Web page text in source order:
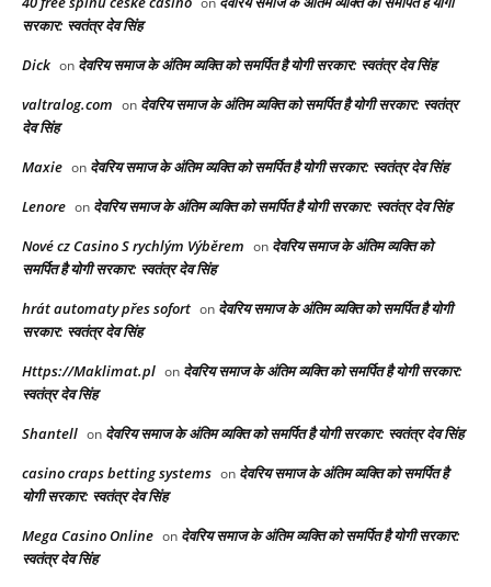
सरकार: स्वतंत्र देव सिंह
Dick on देवरिय समाज के अंतिम व्यक्ति को समर्पित है योगी सरकार: स्वतंत्र देव सिंह
valtralog.com on देवरिय समाज के अंतिम व्यक्ति को समर्पित है योगी सरकार: स्वतंत्र
देव सिंह
Maxie on देवरिय समाज के अंतिम व्यक्ति को समर्पित है योगी सरकार: स्वतंत्र देव सिंह
Lenore on देवरिय समाज के अंतिम व्यक्ति को समर्पित है योगी सरकार: स्वतंत्र देव सिंह
Nové cz Casino S rychlým Výběrem on देवरिय समाज के अंतिम व्यक्ति को
समर्पित है योगी सरकार: स्वतंत्र देव सिंह
hrát automaty přes sofort on देवरिय समाज के अंतिम व्यक्ति को समर्पित है योगी
सरकार: स्वतंत्र देव सिंह
Https://Maklimat.pl on देवरिय समाज के अंतिम व्यक्ति को समर्पित है योगी सरकार:
स्वतंत्र देव सिंह
Shantell on देवरिय समाज के अंतिम व्यक्ति को समर्पित है योगी सरकार: स्वतंत्र देव सिंह
casino craps betting systems on देवरिय समाज के अंतिम व्यक्ति को समर्पित है
योगी सरकार: स्वतंत्र देव सिंह
Mega Casino Online on देवरिय समाज के अंतिम व्यक्ति को समर्पित है योगी सरकार:
स्वतंत्र देव सिंह